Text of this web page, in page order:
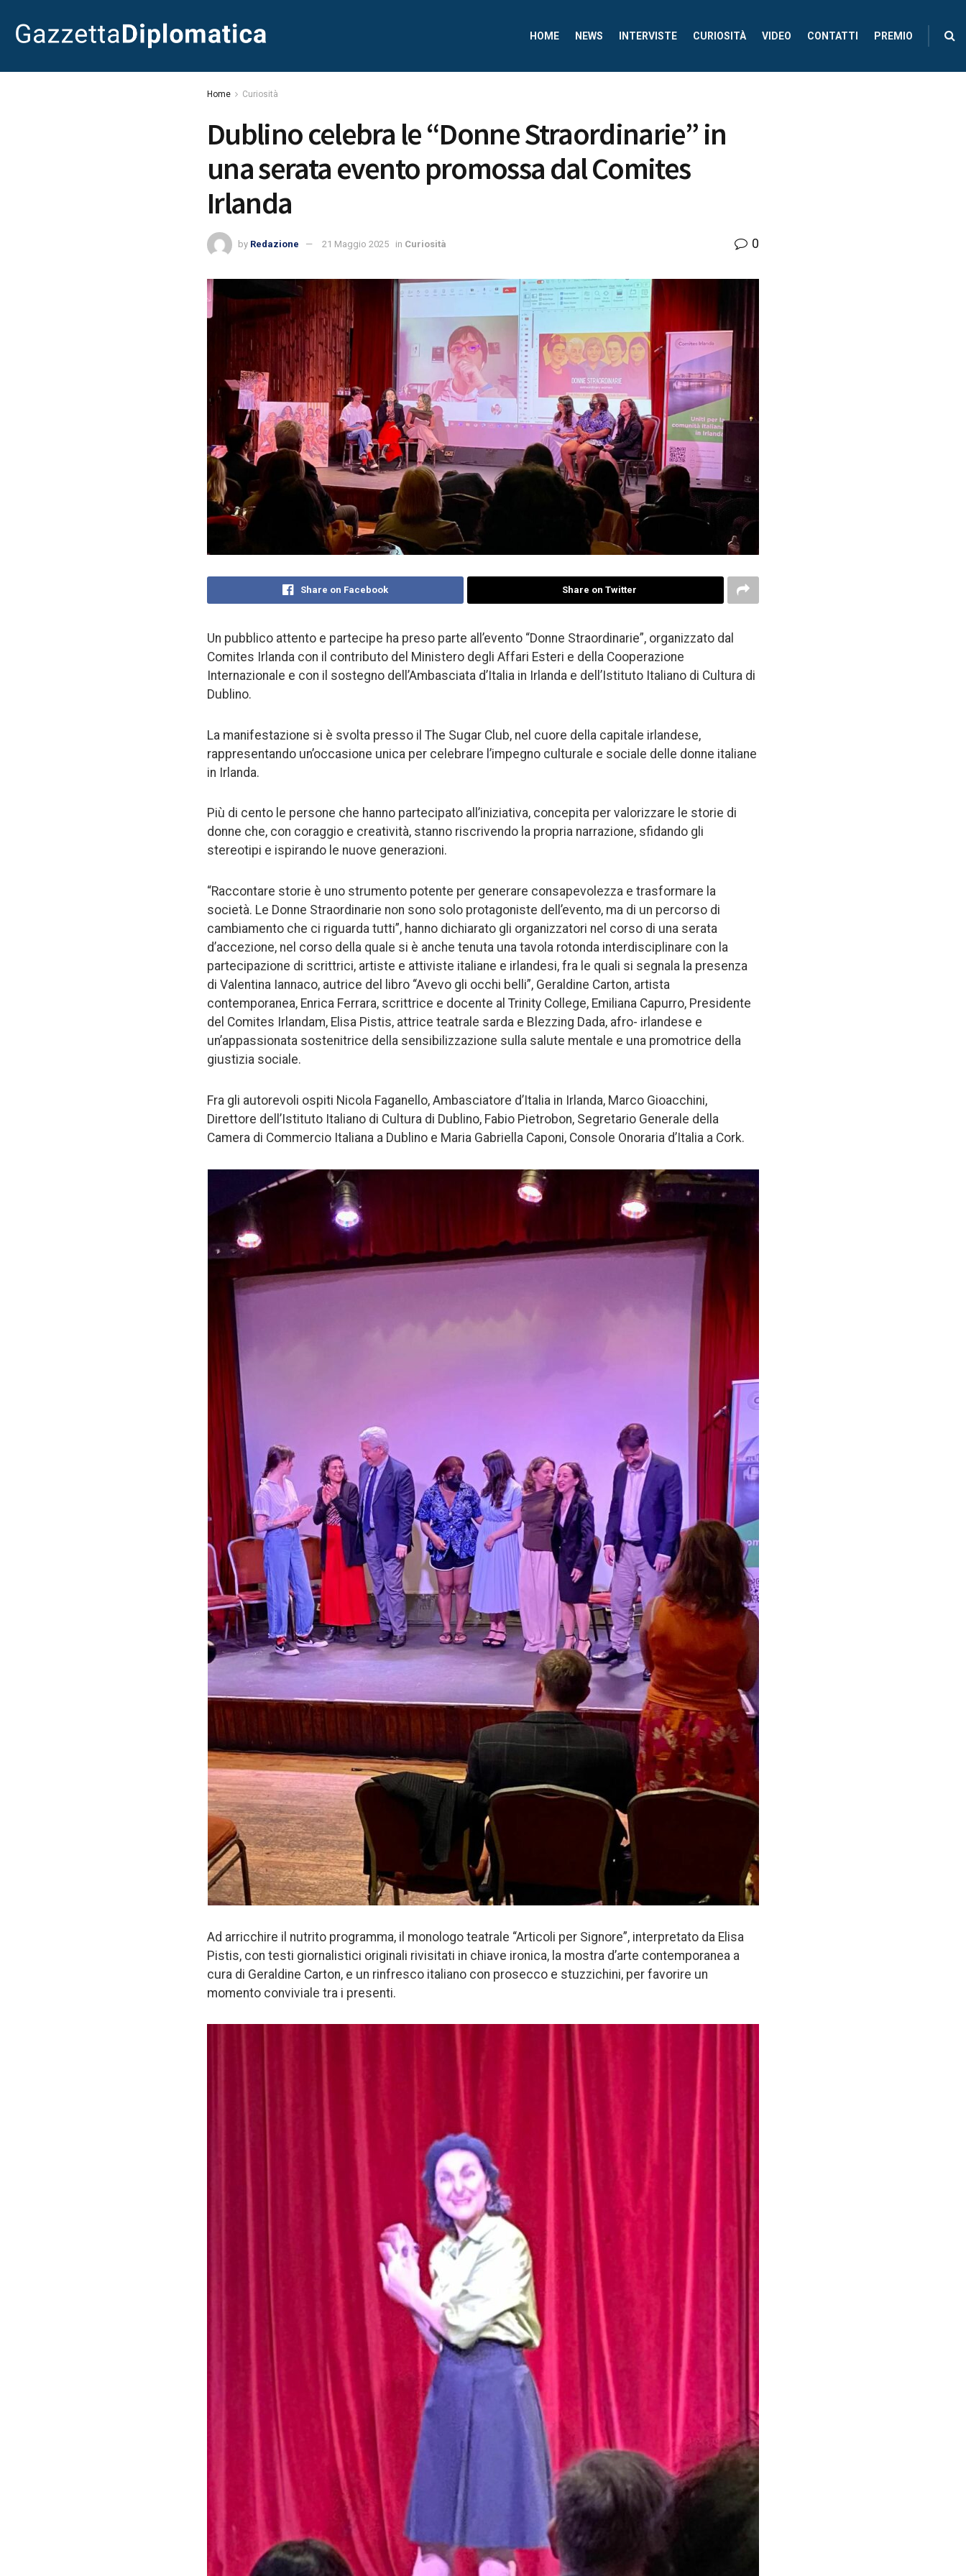
HOME NEWS INTERVISTE CURIOSITÀ VIDEO CONTATTI PREMIO
Home Curiosità
Dublino celebra le “Donne Straordinarie” in
una serata evento promossa dal Comites
Irlanda
by Redazione 21 Maggio 2025 in Curiosità 0
Share on Facebook Share on Twitter
Un pubblico attento e partecipe ha preso parte all’evento “Donne Straordinarie”, organizzato dal
Comites Irlanda con il contributo del Ministero degli Affari Esteri e della Cooperazione
Internazionale e con il sostegno dell’Ambasciata d’Italia in Irlanda e dell’Istituto Italiano di Cultura di
Dublino.
La manifestazione si è svolta presso il The Sugar Club, nel cuore della capitale irlandese,
rappresentando un’occasione unica per celebrare l’impegno culturale e sociale delle donne italiane
in Irlanda.
Più di cento le persone che hanno partecipato all’iniziativa, concepita per valorizzare le storie di
donne che, con coraggio e creatività, stanno riscrivendo la propria narrazione, sfidando gli
stereotipi e ispirando le nuove generazioni.
“Raccontare storie è uno strumento potente per generare consapevolezza e trasformare la
società. Le Donne Straordinarie non sono solo protagoniste dell’evento, ma di un percorso di
cambiamento che ci riguarda tutti”, hanno dichiarato gli organizzatori nel corso di una serata
d’accezione, nel corso della quale si è anche tenuta una tavola rotonda interdisciplinare con la
partecipazione di scrittrici, artiste e attiviste italiane e irlandesi, fra le quali si segnala la presenza
di Valentina Iannaco, autrice del libro “Avevo gli occhi belli”, Geraldine Carton, artista
contemporanea, Enrica Ferrara, scrittrice e docente al Trinity College, Emiliana Capurro, Presidente
del Comites Irlandam, Elisa Pistis, attrice teatrale sarda e Blezzing Dada, afro- irlandese e
un’appassionata sostenitrice della sensibilizzazione sulla salute mentale e una promotrice della
giustizia sociale.
Fra gli autorevoli ospiti Nicola Faganello, Ambasciatore d’Italia in Irlanda, Marco Gioacchini,
Direttore dell’Istituto Italiano di Cultura di Dublino, Fabio Pietrobon, Segretario Generale della
Camera di Commercio Italiana a Dublino e Maria Gabriella Caponi, Console Onoraria d’Italia a Cork.
Ad arricchire il nutrito programma, il monologo teatrale “Articoli per Signore”, interpretato da Elisa
Pistis, con testi giornalistici originali rivisitati in chiave ironica, la mostra d’arte contemporanea a
cura di Geraldine Carton, e un rinfresco italiano con prosecco e stuzzichini, per favorire un
momento conviviale tra i presenti.